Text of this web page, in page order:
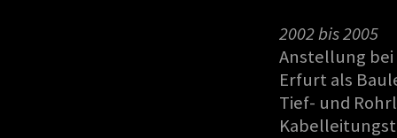
2002 bis 2005
Anstellung
Erfurt als
Tief- und